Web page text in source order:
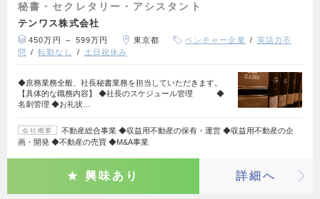
秘書・セクレタリー・アシスタント
テンワス株式会社
450万円 ～ 599万円 東京都 ベンチャー企業
英語力不
問
転勤なし 土日祝休み
◆庶務業務全般、社長秘書業務を担当していただきます。
【具体的な職務内容】 ◆社長のスケジュール管理 ◆
名刺管理 ◆お礼状…
会社概要
不動産総合事業 ◆収益用不動産の保有・運営 ◆収益用不動産の企
画・開発 ◆不動産の売買 ◆M&A事業
興味あり 詳細へ